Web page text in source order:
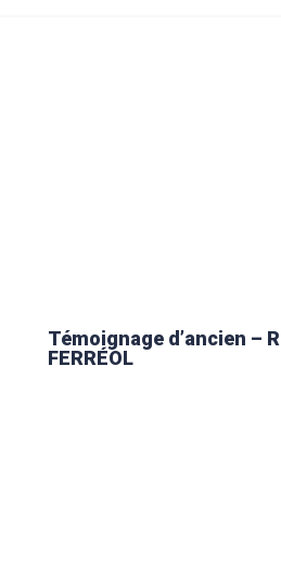
Témoignage d’ancien –
FERRÉOL